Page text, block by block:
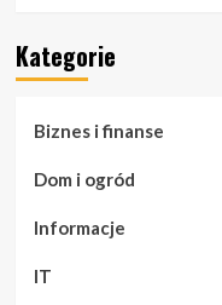
Kategorie
Biznes i finanse
Dom i ogród
Informacje
IT